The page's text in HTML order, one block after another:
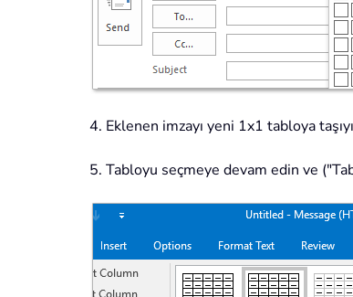
4. Eklenen imzayı yeni 1x1 tabloya
5. Tabloyu seçmeye devam edin ve